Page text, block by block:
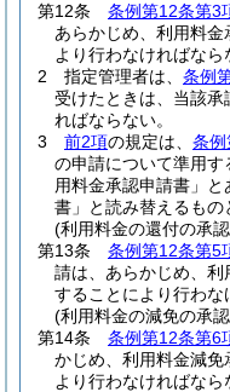
第12条
条例第12条第3
あらかじめ、利用料
より行わなければなら
2
指定管理者は、 条例
受けたときは、当該
ればならない。
3
前2項の規定は、 条
の申請について準用す
用料金承認申請書」
書」と読み替えるもの
(利用料金の還付の承
第13条
条例第12条第5
請は、あらかじめ、利
することにより行わな
(利用料金の減免の承
第14条
条例第12条第6
かじめ、利用料金減免
より行わなければなら